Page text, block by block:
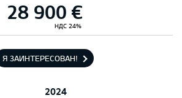
28 900 €
НДС 24%
Я ЗАИНТЕРЕСОВАН!
2024